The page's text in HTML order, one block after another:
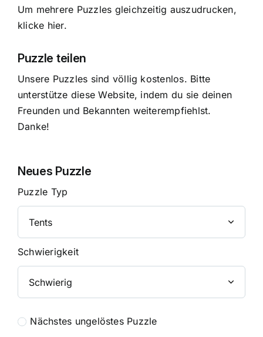
Um mehrere Puzzles gleichzeitig auszudrucken,
klicke hier.
Puzzle teilen
Unsere Puzzles sind völlig kostenlos. Bitte
unterstütze diese Website, indem du sie deinen
Freunden und Bekannten weiterempfiehlst.
Danke!
Neues Puzzle
Puzzle Typ
Schwierigkeit
Nächstes ungelöstes Puzzle